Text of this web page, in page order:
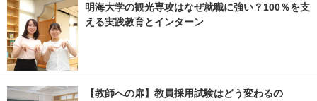
明海大学の観光専攻はなぜ就職に強い？100％を支
える実践教育とインターン
【教師への扉】教員採用試験はどう変わるの